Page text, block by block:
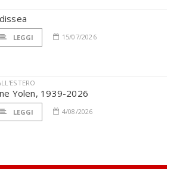
LEGGI 15/07/2026
Yolen, 1939-2026
LEGGI 4/08/2026